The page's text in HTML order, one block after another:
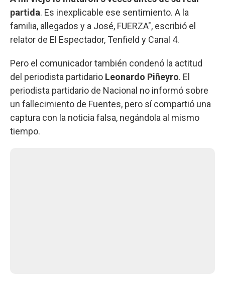
partida. Es inexplicable ese sentimiento. A la
familia, allegados y a José, FUERZA", escribió el
relator de El Espectador, Tenfield y Canal 4.
Pero el comunicador también condenó la actitud
del periodista partidario Leonardo Piñeyro. El
periodista partidario de Nacional no informó sobre
un fallecimiento de Fuentes, pero sí compartió una
captura con la noticia falsa, negándola al mismo
tiempo.